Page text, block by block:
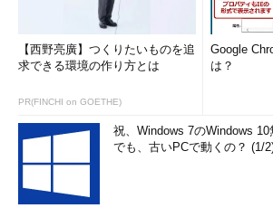
【西野亮廣】つくりたいものを追
求できる環境の作り方とは
PR(FINCHI on GOETHE)
Google
は？
祝、Windows 7のWindows 10
でも、古いPCで動くの？ (1/